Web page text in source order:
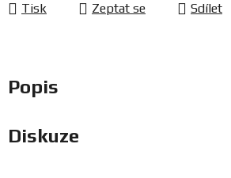
Tisk Zeptat se Sdílet
Popis
Diskuze